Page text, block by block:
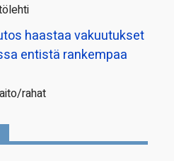
haastaa vakuutukset
entistä rankempaa
rahat